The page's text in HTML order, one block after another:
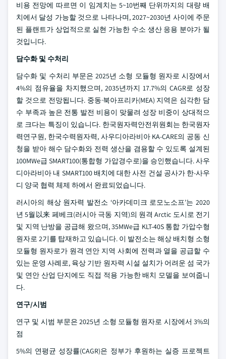
비용 전망에 따르면 이 임계치는 5~10번째 단위까지의 대량 배
치에서 달성 가능할 것으로 나타나며, 2027~2030년 사이에 주문
된 플랜트가 상업적으로 실현 가능한 수소 생산 응용 분야가 될
것입니다.
담수화 및 수처리
담수화 및 수처리 부문은 2025년 소형 모듈형 원자로 시장에서
4%의 점유율을 차지했으며, 2035년까지 17.7%의 CAGR로 성장
할 것으로 전망됩니다. 중동·북아프리카(MEA) 지역은 심각한 담
수 부족과 높은 전통 발전 비용이 맞물려 성장 비중이 상대적으
로 크다는 특징이 있습니다. 한국원자력안전위원회는 한국원자
력연구원, 한국수력원자력, 사우디아라비아 KA-CARE의 공동 신
청을 받아 해수 담수화와 전력 생산을 겸용할 수 있도록 설계된
100MWe급 SMART100(통합형 가압경수로)을 승인했습니다. 사우
디아라비아 내 SMART100 배치에 대한 사전 건설 공사가 한-사우
디 양국 협력 체제 하에서 완료되었습니다.
러시아의 해상 원자력 발전소 ‘아카데미크 로모노소프’는 2020
년 5월以来 페베크(러시아 극동 지역)의 원격 Arctic 도시로 전기
및 지역 난방을 공급해 왔으며, 35MWe급 KLT-40S 통합 가압수형
원자로 2기를 탑재하고 있습니다. 이 발전소는 해상 배치형 소형
모듈형 원자로가 원격 연안 지역 사회에 전력과 열을 공급할 수
있는 운영 사례로, 육상 기반 원자력 시설 설치가 어려운 섬 국가
및 연안 산업 단지에도 직접 적용 가능한 배치 모델을 보여줍니
다.
연구/시범
연구 및 시범 부문은 2025년 소형 모듈형 원자로 시장에서 3%의
점
5%의 연평균 성장률(CAGR)은 정부가 후원하는 실증 프로젝트